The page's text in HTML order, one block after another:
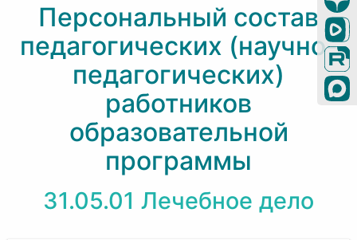
Персональный состав
педагогических (научно-
педагогических)
работников
образовательной
программы
31.05.01 Лечебное дело